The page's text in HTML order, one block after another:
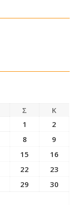
Σ
Κ
1
2
8
9
15
16
22
23
29
30